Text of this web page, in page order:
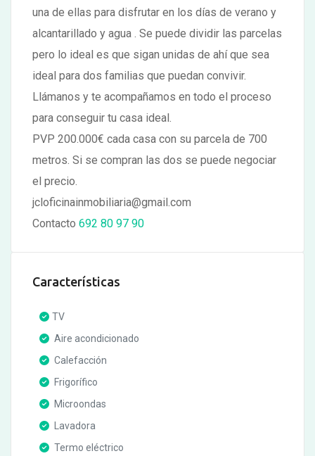
una de ellas para disfrutar en los días de verano y
alcantarillado y agua . Se puede dividir las parcelas
pero lo ideal es que sigan unidas de ahí que sea
ideal para dos familias que puedan convivir.
Llámanos y te acompañamos en todo el proceso
para conseguir tu casa ideal.
PVP 200.000€ cada casa con su parcela de 700
metros. Si se compran las dos se puede negociar
el precio.
jcloficinainmobiliaria@gmail.com
Contacto 692 80 97 90
Características
TV
Aire acondicionado
Calefacción
Frigorífico
Microondas
Lavadora
Termo eléctrico